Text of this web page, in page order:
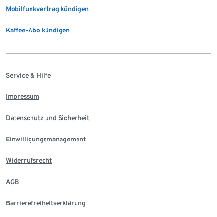
Mobilfunkvertrag kündigen
Kaffee-Abo kündigen
Service & Hilfe
Impressum
Datenschutz und Sicherheit
Einwilligungsmanagement
Widerrufsrecht
AGB
Barrierefreiheitserklärung